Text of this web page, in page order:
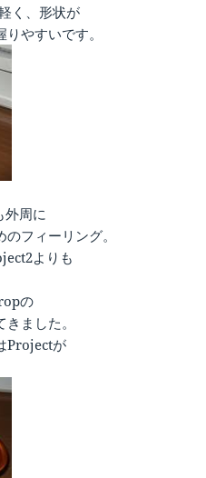
く、形状が
やすいです。
周に
フィーリング。
よりも
の
ました。
Projectが